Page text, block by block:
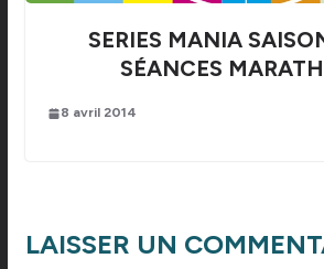
SERIES MANIA
SÉANCES
8 avril 2014
LAISSER UN